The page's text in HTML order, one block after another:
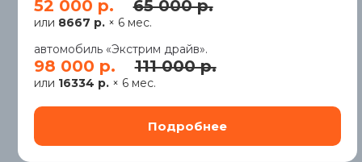
52 000 р. 65 000 р.
или 8667 р.× 6 мес.
автомобиль «Экстрим драйв».
98 000 р. 111 000 р.
или 16334 р.× 6 мес.